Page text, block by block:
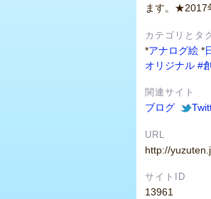
ます。★2017
カテゴリとタ
*アナログ絵 *
オリジナル #
関連サイト
ブログ
URL
http://
サイトID
13961